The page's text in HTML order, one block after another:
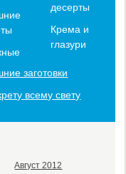
десерты
Крема и
глазури
заготовки
всему свету
Август 2012